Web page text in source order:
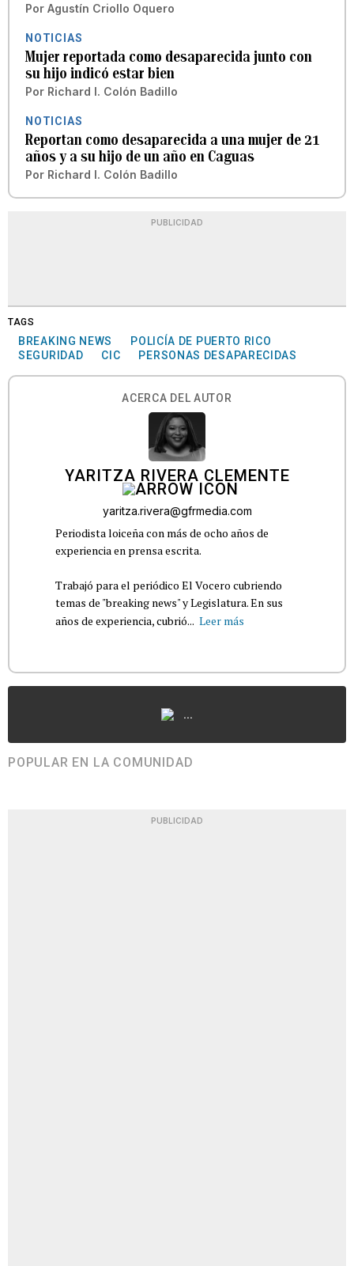
Por Agustín Criollo Oquero
NOTICIAS
Mujer reportada como desaparecida junto con
su hijo indicó estar bien
Por Richard I. Colón Badillo
NOTICIAS
Reportan como desaparecida a una mujer de 21
años y a su hijo de un año en Caguas
Por Richard I. Colón Badillo
PUBLICIDAD
TAGS
BREAKING NEWS
POLICÍA DE PUERTO RICO
SEGURIDAD
CIC PERSONAS DESAPARECIDAS
ACERCA DEL AUTOR
YARITZA RIVERA CLEMENTE
yaritza.rivera@gfrmedia.com
Periodista loiceña con más de ocho años de
experiencia en prensa escrita.
Trabajó para el periódico El Vocero cubriendo
temas de "breaking news" y Legislatura. En sus
años de experiencia, cubrió... Leer más
...
POPULAR EN LA COMUNIDAD
PUBLICIDAD